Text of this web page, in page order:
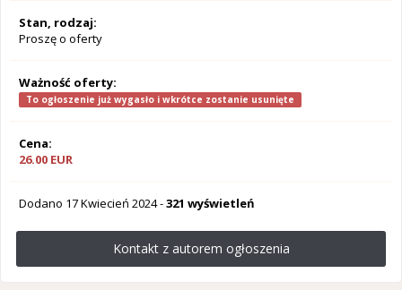
Stan, rodzaj:
Proszę o oferty
Ważność oferty:
To ogłoszenie już wygasło i wkrótce zostanie usunięte
Cena:
26.00 EUR
Dodano 17 Kwiecień 2024-321 wyświetleń
Kontakt z autorem ogłoszenia